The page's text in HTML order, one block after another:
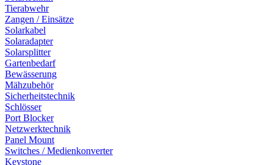
Tierabwehr
Zangen / Einsätze
Solarkabel
Solaradapter
Solarsplitter
Gartenbedarf
Bewässerung
Mähzubehör
Sicherheitstechnik
Schlösser
Port Blocker
Netzwerktechnik
Panel Mount
Switches / Medienkonverter
Keystone